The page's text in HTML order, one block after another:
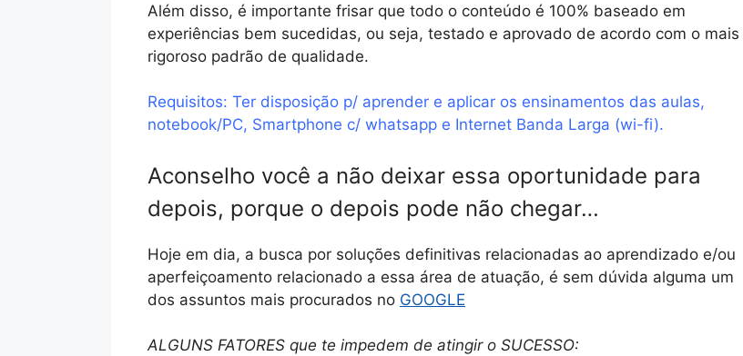
Além disso, é importante frisar que todo o conteúdo é 100% baseado em
experiências bem sucedidas, ou seja, testado e aprovado de acordo com o mais
rigoroso padrão de qualidade.
Requisitos: Ter disposição p/ aprender e aplicar os ensinamentos das aulas,
notebook/PC, Smartphone c/ whatsapp e Internet Banda Larga (wi-fi).
Aconselho você a não deixar essa oportunidade para
depois, porque o depois pode não chegar…
Hoje em dia, a busca por soluções definitivas relacionadas ao aprendizado e/ou
aperfeiçoamento relacionado a essa área de atuação, é sem dúvida alguma um
dos assuntos mais procurados no GOOGLE
ALGUNS FATORES que te impedem de atingir o SUCESSO: